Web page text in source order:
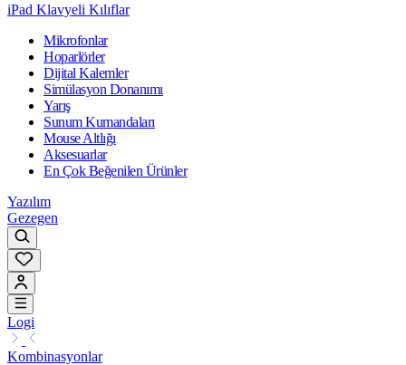
iPad Klavyeli Kılıflar
Mikrofonlar
Hoparlörler
Dijital Kalemler
Simülasyon Donanımı
Yarış
Sunum Kumandaları
Mouse Altlığı
Aksesuarlar
En Çok Beğenilen Ürünler
Yazılım
Gezegen
Logi
Kombinasyonlar